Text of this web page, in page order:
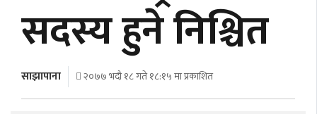
अर्थ
अन्तरवार्ता
विचार/
सदस्य हुने निश्चित
साझापाना २०७७ भदौ १८ गते १८:१५ मा प्रकाशित